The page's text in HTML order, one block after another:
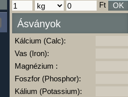
Ha ma már nem eszel/sportolsz többet,
kattints a kiértékelésre!
A Kalória Szimulátor Prémium funkció.
-
Ft OK
Ásványok
Kálcium (Calc):
Vas (Iron):
Magnézium :
Foszfor (Phosphor):
Kálium (Potassium):